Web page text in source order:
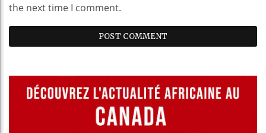
the next time I comment.